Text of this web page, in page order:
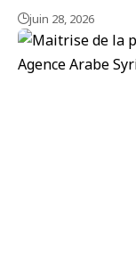
juin 28, 2026